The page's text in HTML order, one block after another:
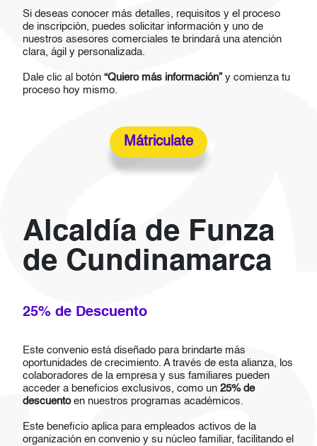
Si deseas conocer más detalles, requisitos y el proceso
de inscripción, puedes solicitar información y uno de
nuestros asesores comerciales te brindará una atención
clara, ágil y personalizada.
Dale clic al botón“Quiero más información”y comienza tu
proceso hoy mismo.
Mátriculate
Alcaldía de Funza
de Cundinamarca
25% de Descuento
Este convenio está diseñado para brindarte más
oportunidades de crecimiento. A través de esta alianza, los
colaboradores de la empresa y sus familiares pueden
acceder a beneficios exclusivos, como un25% de
descuentoen nuestros programas académicos.
Este beneficio aplica para empleados activos de la
organización en convenio y su núcleo familiar, facilitando el